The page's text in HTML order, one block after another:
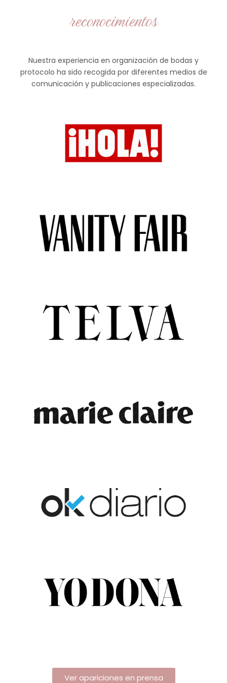
reconocimientos
Nuestra experiencia en organización de bodas y
protocolo ha sido recogida por diferentes medios de
comunicación y publicaciones especializadas.
Ver apariciones en prensa